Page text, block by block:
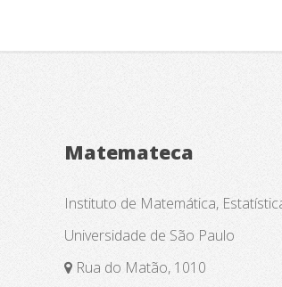
Matemateca
Instituto de Matemática,
Universidade de São Paulo
Rua do Matão, 1010